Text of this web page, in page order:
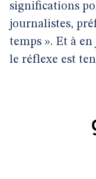
significations
journalistes,
temps ». Et à
le réflexe est